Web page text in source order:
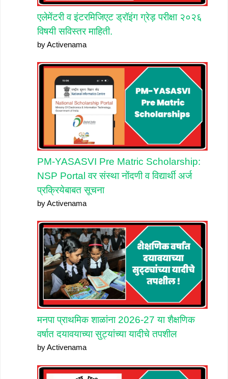
एलेमेंटरी व इंटरमिजिएट ड्रॉइंग ग्रेड़ परीक्षा २०२६
विषयी सविस्तर माहिती.
by Activenama
PM-YASASVI Pre Matric Scholarship:
NSP Portal वर संस्था नोंदणी व विद्यार्थी अर्ज
प्रक्रियेबाबत सूचना
by Activenama
मनपा प्राथमिक शाळांना 2026-27 या शैक्षणिक
वर्षात दयावयाच्या सुट्यांच्या यादीचे तपशील
by Activenama